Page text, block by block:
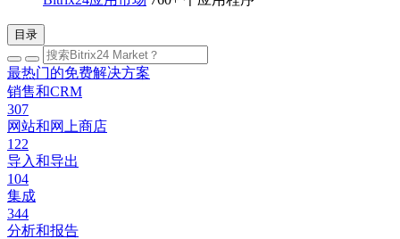
目录
最热门的免费解决方案
销售和CRM
307
网站和网上商店
122
导入和导出
104
集成
344
分析和报告